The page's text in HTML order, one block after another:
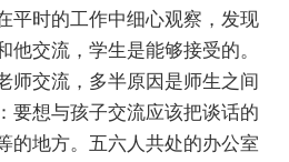
平时的工作中细心观察，发现
他交流，学生是能够接受的。
师交流，多半原因是师生之间
要想与孩子交流应该把谈话的
的地方。五六人共处的办公室